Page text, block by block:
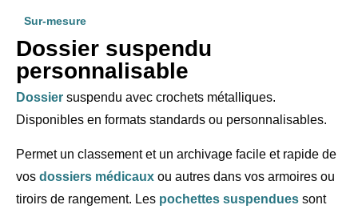
Sur-mesure
Dossier suspendu
personnalisable
Dossier suspendu avec crochets métalliques.
Disponibles en formats standards ou personnalisables.
Permet un classement et un archivage facile et rapide de
vos dossiers médicaux ou autres dans vos armoires ou
tiroirs de rangement. Les pochettes suspendues sont